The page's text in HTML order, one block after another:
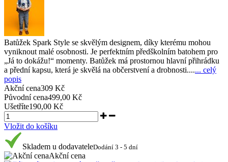
Batůžek Spark Style se skvělým designem, díky kterému mohou
vyniknout malé osobnosti. Je perfektním předškolním batohem pro
„Já to dokážu!“ momenty. Batůžek má prostornou hlavní přihrádku
a přední kapsu, která je skvělá na občerstvení a drobnosti....... celý
popis
Akční cena309 Kč
Původní cena499,00 Kč
Ušetříte190,00 Kč
Vložit do košíku
Skladem u dodavateleDodání 3 - 5 dní
Akční cena